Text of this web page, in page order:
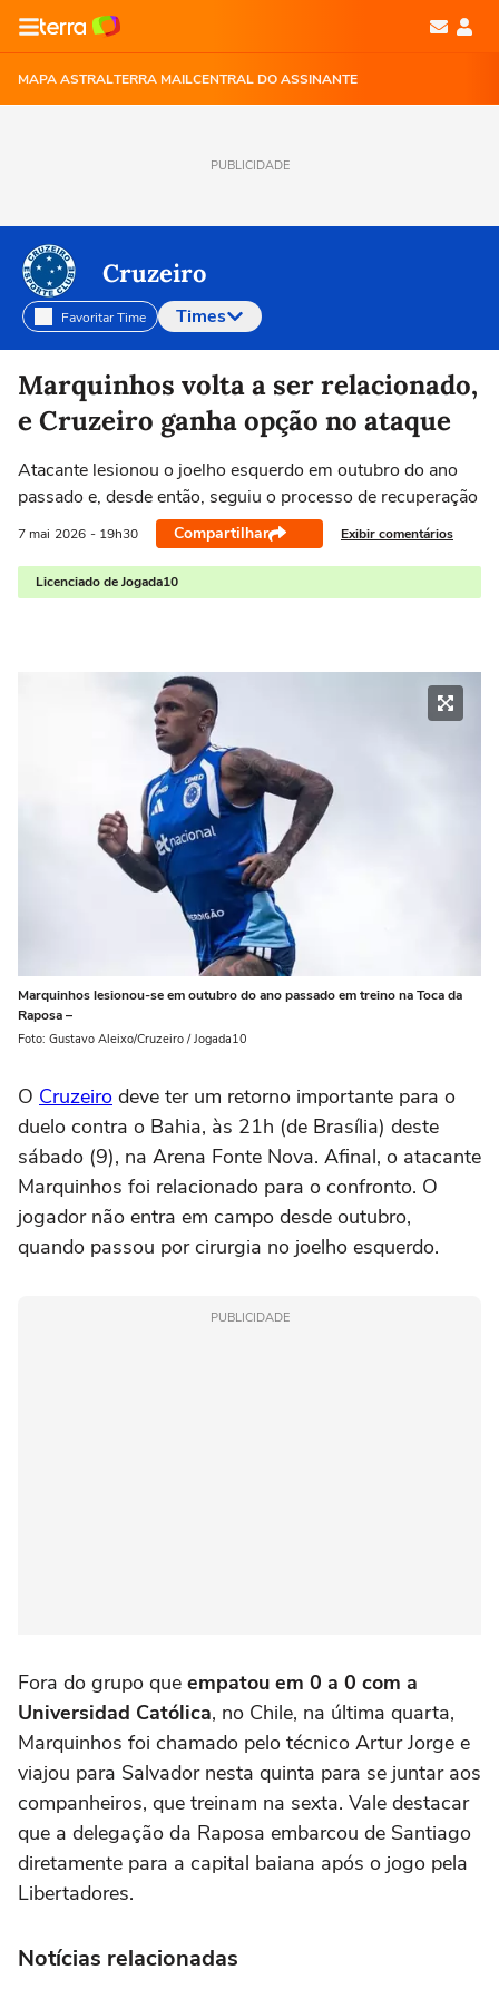
MAPA ASTRALTERRA MAILCENTRAL DO ASSINANTE
PUBLICIDADE
Cruzeiro
Favoritar Time Times
Selecione o time para ver as notícias
Marquinhos volta a ser relacionado,
e Cruzeiro ganha opção no ataque
Atacante lesionou o joelho esquerdo em outubro do ano
passado e, desde então, seguiu o processo de recuperação
7 mai 2026 - 19h30 Compartilhar Exibir comentários
Licenciado de Jogada10
Marquinhos lesionou-se em outubro do ano passado em treino na Toca da
Raposa –
Foto: Gustavo Aleixo/Cruzeiro / Jogada10
O Cruzeiro deve ter um retorno importante para o
duelo contra o Bahia, às 21h (de Brasília) deste
sábado (9), na Arena Fonte Nova. Afinal, o atacante
Marquinhos foi relacionado para o confronto. O
jogador não entra em campo desde outubro,
quando passou por cirurgia no joelho esquerdo.
PUBLICIDADE
Fora do grupo que empatou em 0 a 0 com a
Universidad Católica, no Chile, na última quarta,
Marquinhos foi chamado pelo técnico Artur Jorge e
viajou para Salvador nesta quinta para se juntar aos
companheiros, que treinam na sexta. Vale destacar
que a delegação da Raposa embarcou de Santiago
diretamente para a capital baiana após o jogo pela
Libertadores.
Notícias relacionadas